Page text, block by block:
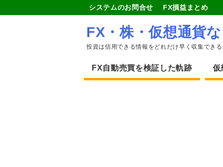
システムのお問合せ FX損益まとめ
FX・株・仮想通貨
投資は信用できる情報をどれだけ早く収集でき
FX自動売買を検証した軌跡 仮